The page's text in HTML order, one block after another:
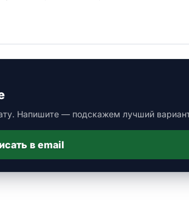
Напишите — подскажем лучший
в email